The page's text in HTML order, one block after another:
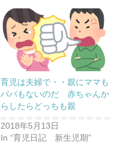
育児は夫婦で・・親にママも
パパもないのだ 赤ちゃんか
らしたらどっちも親
2018年5月13日
In “育児日記 新生児期”